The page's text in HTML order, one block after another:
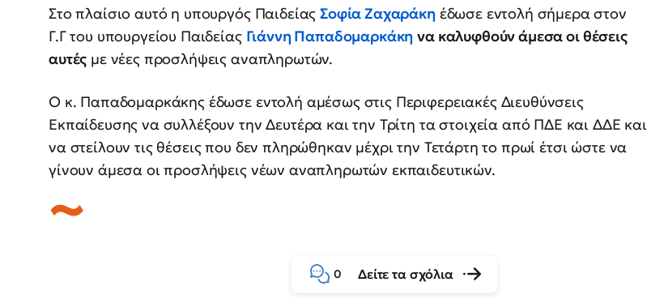
Στο πλαίσιο αυτό η υπουργός ΠαιδείαςΣοφία Ζαχαράκη έδωσε εντολή σήμερα στον
Γ.Γ του υπουργείου Παιδείας Γιάννη Παπαδομαρκάκη να καλυφθούν άμεσα οι θέσεις
αυτές με νέες προσλήψεις αναπληρωτών.
Ο κ. Παπαδομαρκάκης έδωσε εντολή αμέσως στις Περιφερειακές Διευθύνσεις
Εκπαίδευσης να συλλέξουν την Δευτέρα και την Τρίτη τα στοιχεία από ΠΔΕ και ΔΔΕ και
να στείλουν τις θέσεις που δεν πληρώθηκαν μέχρι την Τετάρτη το πρωί έτσι ώστε να
γίνουν άμεσα οι προσλήψεις νέων αναπληρωτών εκπαιδευτικών.
0 Δείτε τα σχόλια